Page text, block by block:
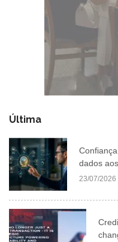
Última
dados
23/07/2026